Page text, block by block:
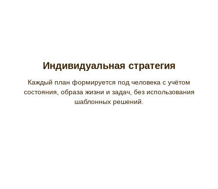
Индивидуальная стратегия
Каждый план формируется под человека с учётом
состояния, образа жизни и задач, без использования
шаблонных решений.